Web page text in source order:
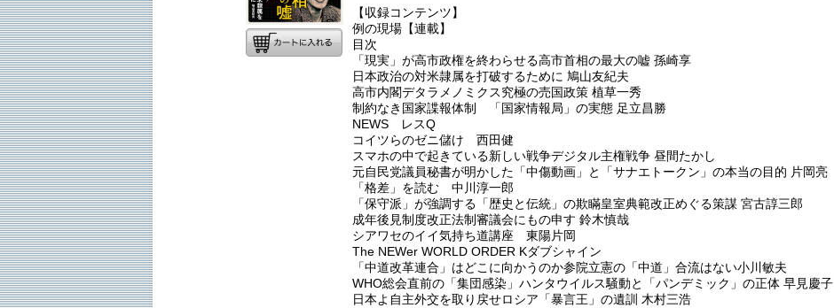
【収録コンテンツ】
例の現場【連載】
目次
「現実」が高市政権を終わらせる高市首相の最大の嘘 孫崎享
日本政治の対米隷属を打破するために 鳩山友紀夫
高市内閣デタラメノミクス究極の売国政策 植草一秀
制約なき国家諜報体制 「国家情報局」の実態 足立昌勝
NEWS レスQ
コイツらのゼニ儲け 西田健
スマホの中で起きている新しい戦争デジタル主権戦争 昼間たかし
元自民党議員秘書が明かした「中傷動画」と「サナエトークン」の本当の目的 片岡亮
「格差」を読む 中川淳一郎
「保守派」が強調する「歴史と伝統」の欺瞞皇室典範改正めぐる策謀 宮古諄三郎
成年後見制度改正法制審議会にもの申す 鈴木慎哉
シアワセのイイ気持ち道講座 東陽片岡
The NEWer WORLD ORDER Kダブシャイン
「中道改革連合」はどこに向かうのか参院立憲の「中道」合流はない小川敏夫
WHO総会直前の「集団感染」ハンタウイルス騒動と「パンデミック」の正体 早見慶子
日本よ自主外交を取り戻せロシア「暴言王」の遺訓 木村三浩